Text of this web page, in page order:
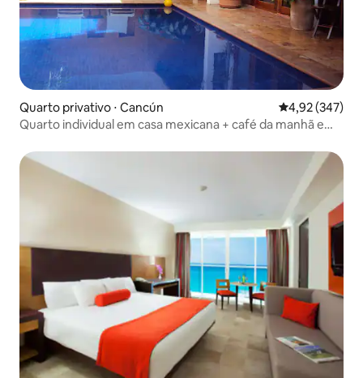
Quarto privativo ⋅ Cancún 4,92 de uma
4,92 (347)
Quarto individual em casa mexicana + café da manhã e